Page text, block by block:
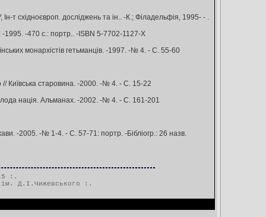
т східноєвроп. досліджень та ін.. -К.; Філадельфія, 1995- - .
-1995. -470 с.: портр.. -ISBN 5-7702-1127-Х
монархістів гетьманців. -1997. -№ 4. - С. 55-60
// Київська старовина. -2000. -№ 4. - С. 15-22
нація. Альманах. -2002. -№ 4. - С. 161-201
-2005. -№ 1-4. - С. 57-71: портр. -Бібліогр.: 26 назв.
:.
ім. Д.І.Чижевського :.